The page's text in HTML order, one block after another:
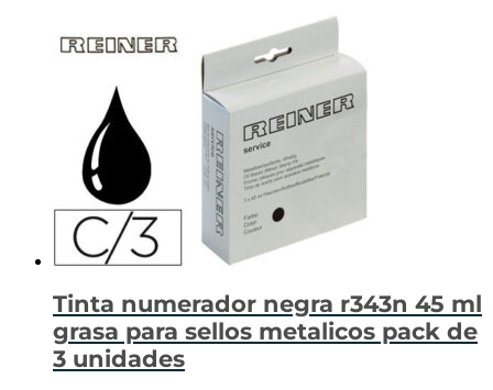
Tinta numerador negra r343n 45 ml
grasa para sellos metalicos pack de
3 unidades